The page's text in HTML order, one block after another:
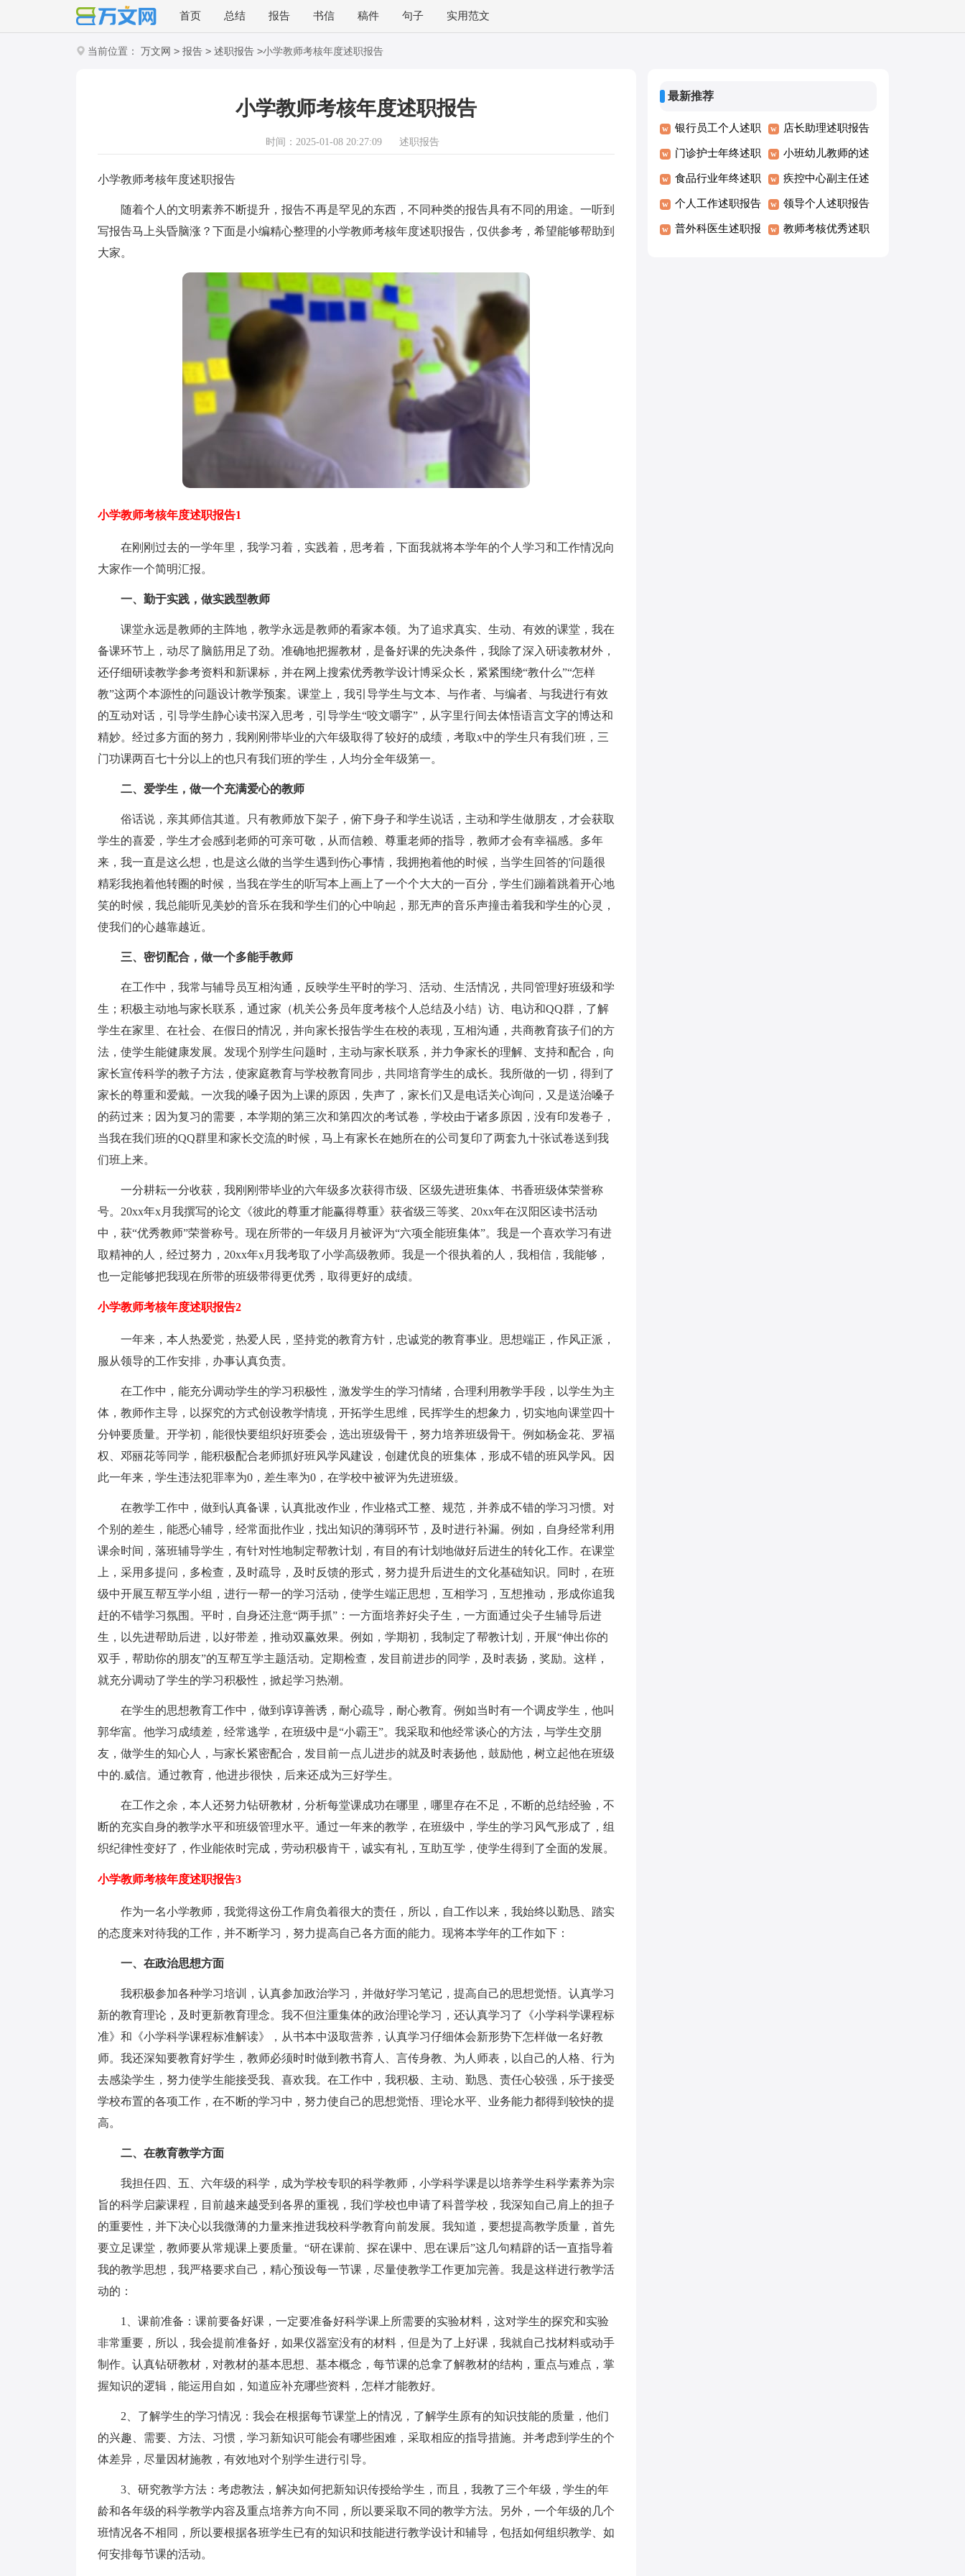
首页 总结 报告 书信 稿件 句子 实用范文
当前位置： 万文网 > 报告 > 述职报告 >小学教师考核年度述职报告
小学教师考核年度述职报告
时间：2025-01-08 20:27:09 述职报告
小学教师考核年度述职报告
随着个人的文明素养不断提升，报告不再是罕见的东西，不同种类的报告具有不同的用途。一听到
写报告马上头昏脑涨？下面是小编精心整理的小学教师考核年度述职报告，仅供参考，希望能够帮助到
大家。
小学教师考核年度述职报告1
在刚刚过去的一学年里，我学习着，实践着，思考着，下面我就将本学年的个人学习和工作情况向
大家作一个简明汇报。
一、勤于实践，做实践型教师
课堂永远是教师的主阵地，教学永远是教师的看家本领。为了追求真实、生动、有效的课堂，我在
备课环节上，动尽了脑筋用足了劲。准确地把握教材，是备好课的先决条件，我除了深入研读教材外，
还仔细研读教学参考资料和新课标，并在网上搜索优秀教学设计博采众长，紧紧围绕“教什么”“怎样
教”这两个本源性的问题设计教学预案。课堂上，我引导学生与文本、与作者、与编者、与我进行有效
的互动对话，引导学生静心读书深入思考，引导学生“咬文嚼字”，从字里行间去体悟语言文字的博达和
精妙。经过多方面的努力，我刚刚带毕业的六年级取得了较好的成绩，考取x中的学生只有我们班，三
门功课两百七十分以上的也只有我们班的学生，人均分全年级第一。
二、爱学生，做一个充满爱心的教师
俗话说，亲其师信其道。只有教师放下架子，俯下身子和学生说话，主动和学生做朋友，才会获取
学生的喜爱，学生才会感到老师的可亲可敬，从而信赖、尊重老师的指导，教师才会有幸福感。多年
来，我一直是这么想，也是这么做的当学生遇到伤心事情，我拥抱着他的时候，当学生回答的'问题很
精彩我抱着他转圈的时候，当我在学生的听写本上画上了一个个大大的一百分，学生们蹦着跳着开心地
笑的时候，我总能听见美妙的音乐在我和学生们的心中响起，那无声的音乐声撞击着我和学生的心灵，
使我们的心越靠越近。
三、密切配合，做一个多能手教师
在工作中，我常与辅导员互相沟通，反映学生平时的学习、活动、生活情况，共同管理好班级和学
生；积极主动地与家长联系，通过家（机关公务员年度考核个人总结及小结）访、电访和QQ群，了解
学生在家里、在社会、在假日的情况，并向家长报告学生在校的表现，互相沟通，共商教育孩子们的方
法，使学生能健康发展。发现个别学生问题时，主动与家长联系，并力争家长的理解、支持和配合，向
家长宣传科学的教子方法，使家庭教育与学校教育同步，共同培育学生的成长。我所做的一切，得到了
家长的尊重和爱戴。一次我的嗓子因为上课的原因，失声了，家长们又是电话关心询问，又是送治嗓子
的药过来；因为复习的需要，本学期的第三次和第四次的考试卷，学校由于诸多原因，没有印发卷子，
当我在我们班的QQ群里和家长交流的时候，马上有家长在她所在的公司复印了两套九十张试卷送到我
们班上来。
一分耕耘一分收获，我刚刚带毕业的六年级多次获得市级、区级先进班集体、书香班级体荣誉称
号。20xx年x月我撰写的论文《彼此的尊重才能赢得尊重》获省级三等奖、20xx年在汉阳区读书活动
中，获“优秀教师”荣誉称号。现在所带的一年级月月被评为“六项全能班集体”。我是一个喜欢学习有进
取精神的人，经过努力，20xx年x月我考取了小学高级教师。我是一个很执着的人，我相信，我能够，
也一定能够把我现在所带的班级带得更优秀，取得更好的成绩。
小学教师考核年度述职报告2
一年来，本人热爱党，热爱人民，坚持党的教育方针，忠诚党的教育事业。思想端正，作风正派，
服从领导的工作安排，办事认真负责。
在工作中，能充分调动学生的学习积极性，激发学生的学习情绪，合理利用教学手段，以学生为主
体，教师作主导，以探究的方式创设教学情境，开拓学生思维，民挥学生的想象力，切实地向课堂四十
分钟要质量。开学初，能很快要组织好班委会，选出班级骨干，努力培养班级骨干。例如杨金花、罗福
权、邓丽花等同学，能积极配合老师抓好班风学风建设，创建优良的班集体，形成不错的班风学风。因
此一年来，学生违法犯罪率为0，差生率为0，在学校中被评为先进班级。
在教学工作中，做到认真备课，认真批改作业，作业格式工整、规范，并养成不错的学习习惯。对
个别的差生，能悉心辅导，经常面批作业，找出知识的薄弱环节，及时进行补漏。例如，自身经常利用
课余时间，落班辅导学生，有针对性地制定帮教计划，有目的有计划地做好后进生的转化工作。在课堂
上，采用多提问，多检查，及时疏导，及时反馈的形式，努力提升后进生的文化基础知识。同时，在班
级中开展互帮互学小组，进行一帮一的学习活动，使学生端正思想，互相学习，互想推动，形成你追我
赶的不错学习氛围。平时，自身还注意“两手抓”：一方面培养好尖子生，一方面通过尖子生辅导后进
生，以先进帮助后进，以好带差，推动双赢效果。例如，学期初，我制定了帮教计划，开展“伸出你的
双手，帮助你的朋友”的互帮互学主题活动。定期检查，发目前进步的同学，及时表扬，奖励。这样，
就充分调动了学生的学习积极性，掀起学习热潮。
在学生的思想教育工作中，做到谆谆善诱，耐心疏导，耐心教育。例如当时有一个调皮学生，他叫
郭华富。他学习成绩差，经常逃学，在班级中是“小霸王”。我采取和他经常谈心的方法，与学生交朋
友，做学生的知心人，与家长紧密配合，发目前一点儿进步的就及时表扬他，鼓励他，树立起他在班级
中的.威信。通过教育，他进步很快，后来还成为三好学生。
在工作之余，本人还努力钻研教材，分析每堂课成功在哪里，哪里存在不足，不断的总结经验，不
断的充实自身的教学水平和班级管理水平。通过一年来的教学，在班级中，学生的学习风气形成了，组
织纪律性变好了，作业能依时完成，劳动积极肯干，诚实有礼，互助互学，使学生得到了全面的发展。
小学教师考核年度述职报告3
作为一名小学教师，我觉得这份工作肩负着很大的责任，所以，自工作以来，我始终以勤恳、踏实
的态度来对待我的工作，并不断学习，努力提高自己各方面的能力。现将本学年的工作如下：
一、在政治思想方面
我积极参加各种学习培训，认真参加政治学习，并做好学习笔记，提高自己的思想觉悟。认真学习
新的教育理论，及时更新教育理念。我不但注重集体的政治理论学习，还认真学习了《小学科学课程标
准》和《小学科学课程标准解读》，从书本中汲取营养，认真学习仔细体会新形势下怎样做一名好教
师。我还深知要教育好学生，教师必须时时做到教书育人、言传身教、为人师表，以自己的人格、行为
去感染学生，努力使学生能接受我、喜欢我。在工作中，我积极、主动、勤恳、责任心较强，乐于接受
学校布置的各项工作，在不断的学习中，努力使自己的思想觉悟、理论水平、业务能力都得到较快的提
高。
二、在教育教学方面
我担任四、五、六年级的科学，成为学校专职的科学教师，小学科学课是以培养学生科学素养为宗
旨的科学启蒙课程，目前越来越受到各界的重视，我们学校也申请了科普学校，我深知自己肩上的担子
的重要性，并下决心以我微薄的力量来推进我校科学教育向前发展。我知道，要想提高教学质量，首先
要立足课堂，教师要从常规课上要质量。“研在课前、探在课中、思在课后”这几句精辟的话一直指导着
我的教学思想，我严格要求自己，精心预设每一节课，尽量使教学工作更加完善。我是这样进行教学活
动的：
1、课前准备：课前要备好课，一定要准备好科学课上所需要的实验材料，这对学生的探究和实验
非常重要，所以，我会提前准备好，如果仪器室没有的材料，但是为了上好课，我就自己找材料或动手
制作。认真钻研教材，对教材的基本思想、基本概念，每节课的总拿了解教材的结构，重点与难点，掌
握知识的逻辑，能运用自如，知道应补充哪些资料，怎样才能教好。
2、了解学生的学习情况：我会在根据每节课堂上的情况，了解学生原有的知识技能的质量，他们
的兴趣、需要、方法、习惯，学习新知识可能会有哪些困难，采取相应的指导措施。并考虑到学生的个
体差异，尽量因材施教，有效地对个别学生进行引导。
3、研究教学方法：考虑教法，解决如何把新知识传授给学生，而且，我教了三个年级，学生的年
龄和各年级的科学教学内容及重点培养方向不同，所以要采取不同的教学方法。另外，一个年级的几个
班情况各不相同，所以要根据各班学生已有的知识和技能进行教学设计和辅导，包括如何组织教学、如
何安排每节课的活动。
最新推荐
银行员工个人述职
报告
店长助理述职报告
门诊护士年终述职
报告
小班幼儿教师的述
职报告
食品行业年终述职
报告
疾控中心副主任述
职报告
个人工作述职报告 领导个人述职报告
普外科医生述职报 教师考核优秀述职